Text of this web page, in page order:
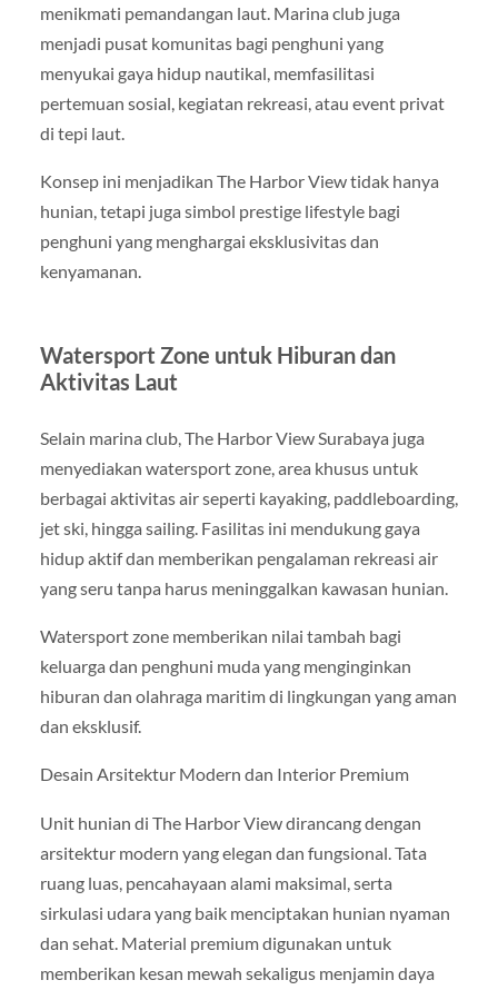
menikmati pemandangan laut. Marina club juga
menjadi pusat komunitas bagi penghuni yang
menyukai gaya hidup nautikal, memfasilitasi
pertemuan sosial, kegiatan rekreasi, atau event privat
di tepi laut.
Konsep ini menjadikan The Harbor View tidak hanya
hunian, tetapi juga simbol prestige lifestyle bagi
penghuni yang menghargai eksklusivitas dan
kenyamanan.
Watersport Zone untuk Hiburan dan
Aktivitas Laut
Selain marina club, The Harbor View Surabaya juga
menyediakan watersport zone, area khusus untuk
berbagai aktivitas air seperti kayaking, paddleboarding,
jet ski, hingga sailing. Fasilitas ini mendukung gaya
hidup aktif dan memberikan pengalaman rekreasi air
yang seru tanpa harus meninggalkan kawasan hunian.
Watersport zone memberikan nilai tambah bagi
keluarga dan penghuni muda yang menginginkan
hiburan dan olahraga maritim di lingkungan yang aman
dan eksklusif.
Desain Arsitektur Modern dan Interior Premium
Unit hunian di The Harbor View dirancang dengan
arsitektur modern yang elegan dan fungsional. Tata
ruang luas, pencahayaan alami maksimal, serta
sirkulasi udara yang baik menciptakan hunian nyaman
dan sehat. Material premium digunakan untuk
memberikan kesan mewah sekaligus menjamin daya